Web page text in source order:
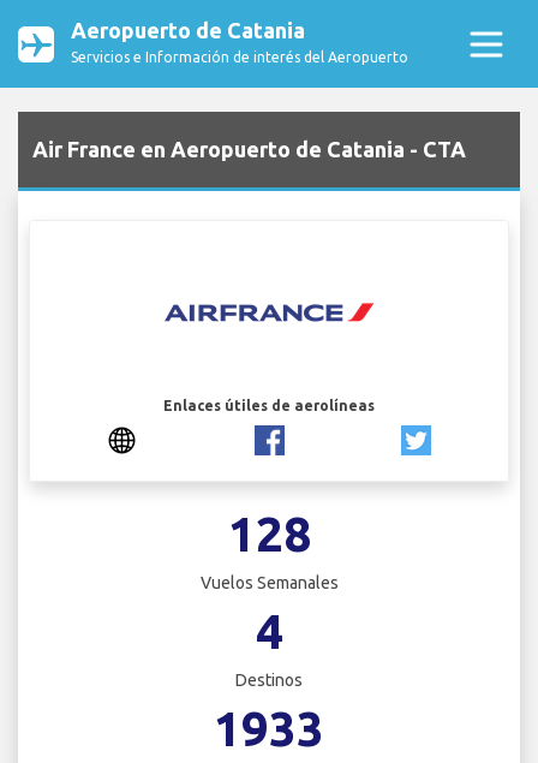
Aeropuerto de Catania
Servicios e Información de interés del Aeropuerto
Air France en Aeropuerto de Catania - CTA
Enlaces útiles de aerolíneas
128
Vuelos Semanales
4
Destinos
1933